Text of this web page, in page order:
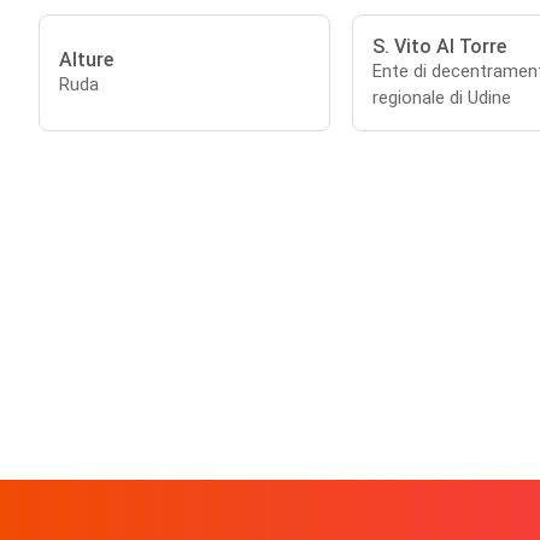
Alture
Ruda
S. Vito Al Torre
Ente di
regionale di Udine